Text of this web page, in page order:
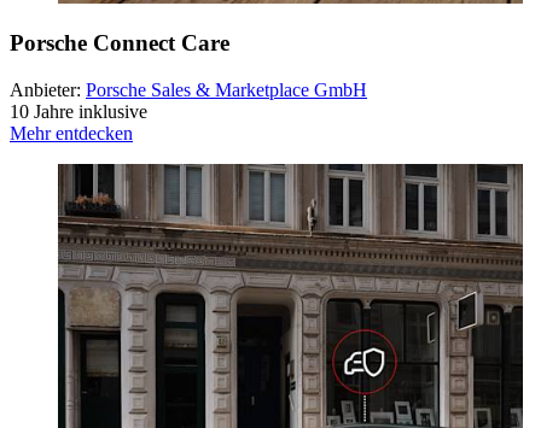
Porsche Connect Care
Anbieter: Porsche Sales & Marketplace GmbH
10 Jahre inklusive
Mehr entdecken